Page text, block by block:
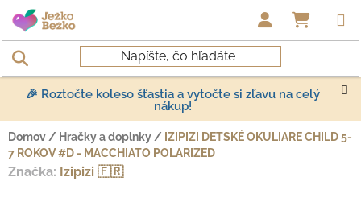
Prejsť na obsah
🎉 Roztočte koleso šťastia a vytočte si zľavu na celý
nákup!
Domov / Hračky a doplnky / IZIPIZI DETSKÉ OKULIARE CHILD 5-
7 ROKOV #D - MACCHIATO POLARIZED
Značka: Izipizi 🇫🇷